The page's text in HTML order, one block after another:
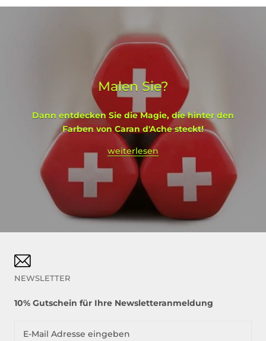
Malen Sie?
Dann entdecken Sie die Magie, die hinter den
Farben von Caran d'Ache steckt!
weiterlesen
NEWSLETTER
10% Gutschein für Ihre Newsletteranmeldung